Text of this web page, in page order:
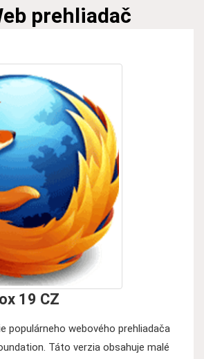
prehliadač
19 CZ
populárneho webového prehliadača
Táto verzia obsahuje malé